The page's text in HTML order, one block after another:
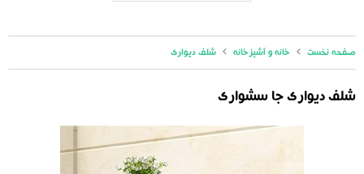
صفحه نخست خانه و آشپزخانه شلف دیواری
شلف دیواری جا سشواری